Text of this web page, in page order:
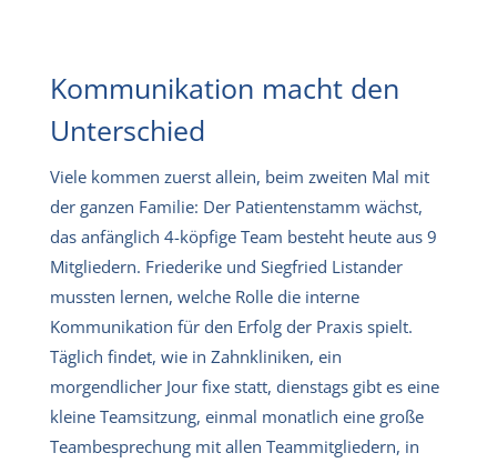
Kommunikation macht den
Unterschied
Viele kommen zuerst allein, beim zweiten Mal mit
der ganzen Familie: Der Patientenstamm wächst,
das anfänglich 4-köpfige Team besteht heute aus 9
Mitgliedern. Friederike und Siegfried Listander
mussten lernen, welche Rolle die interne
Kommunikation für den Erfolg der Praxis spielt.
Täglich findet, wie in Zahnkliniken, ein
morgendlicher Jour fixe statt, dienstags gibt es eine
kleine Teamsitzung, einmal monatlich eine große
Teambesprechung mit allen Teammitgliedern, in